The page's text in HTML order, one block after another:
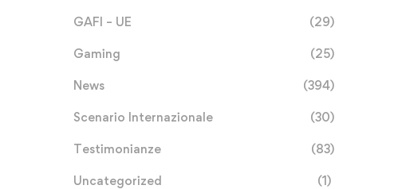
GAFI – UE (29)
Gaming (25)
News (394)
Scenario Internazionale (30)
Testimonianze (83)
Uncategorized (1)